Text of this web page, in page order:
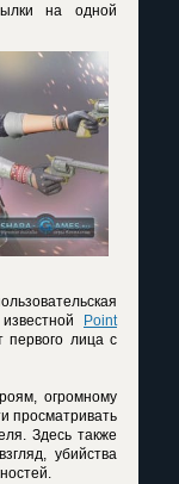
на одной
Point
первого лица с
огромному
просматривать
Здесь также
убийства